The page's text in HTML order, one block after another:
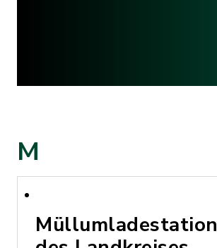
M
Müllumladestation